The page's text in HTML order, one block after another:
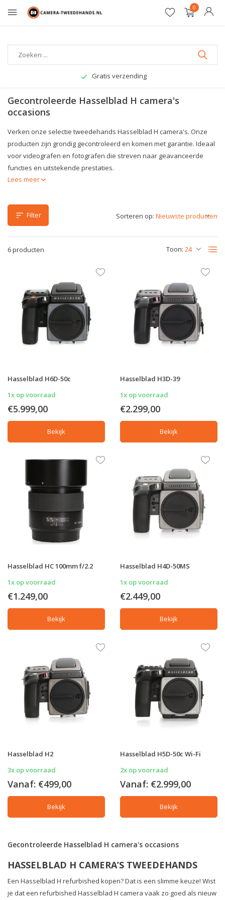
0
Gratis verzending
Gecontroleerde Hasselblad H camera's
occasions
Verken onze selectie tweedehands Hasselblad H camera's. Onze
producten zijn grondig gecontroleerd en komen met garantie. Ideaal
voor videografen en fotografen die streven naar geavanceerde
functies en uitstekende prestaties.
Lees meer
Filter
6 producten Toon:
Sorteren op:
Hasselblad H6D-50c
1x op voorraad
€5.999,00
Bekijk
Hasselblad H3D-39
1x op voorraad
€2.299,00
Bekijk
Hasselblad HC 100mm f/2.2
1x op voorraad
€1.249,00
Bekijk
Hasselblad H4D-50MS
1x op voorraad
€2.449,00
Bekijk
Hasselblad H2
3x op voorraad
Vanaf: €499,00
Bekijk
Hasselblad H5D-50c Wi-Fi
2x op voorraad
Vanaf: €2.999,00
Bekijk
Gecontroleerde Hasselblad H camera's occasions
HASSELBLAD H CAMERA’S TWEEDEHANDS
Een Hasselblad H refurbished kopen? Dat is een slimme keuze! Wist
je dat een refurbished Hasselblad H camera vaak zo goed als nieuw